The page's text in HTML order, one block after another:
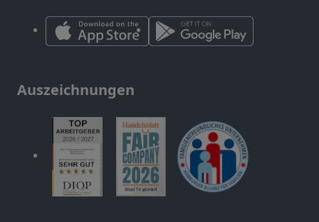
Auszeichnungen